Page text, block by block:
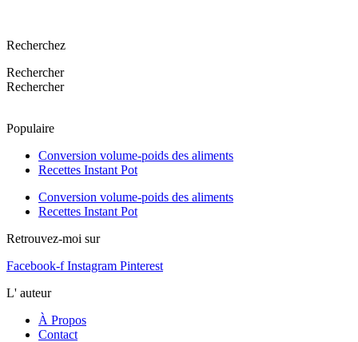
Recherchez
Rechercher
Rechercher
Populaire
Conversion volume-poids des aliments
Recettes Instant Pot
Conversion volume-poids des aliments
Recettes Instant Pot
Retrouvez-moi sur
Facebook-f Instagram Pinterest
L' auteur
À Propos
Contact